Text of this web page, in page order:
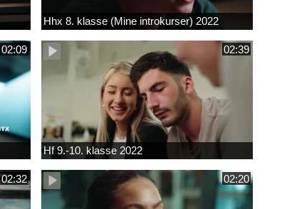
Hhx 8. klasse (Mine introkurser) 2022
02:09 02:39
Hf 9.-10. klasse 2022
02:32 02:20